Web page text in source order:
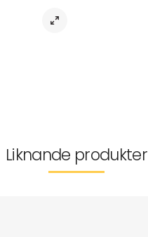
Liknande produkter